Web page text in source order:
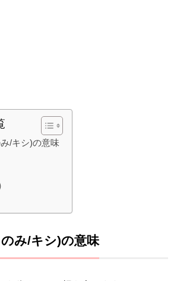
/キシ)の意味
み/キシ)の意味